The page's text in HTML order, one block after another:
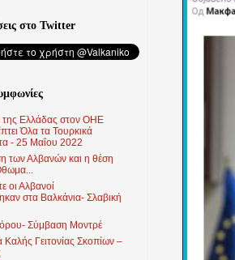
στο Twitter
της Ελλάδας στον ΟΗΕ
Όλα τα Τουρκικά
- 25 Μαΐου 2022
των Αλβανών και η θέση
οι Αλβανοί
στα Βαλκάνια- Σλαβική
Σύμβαση Μοντρέ
Γειτονίας Σκοπίων –